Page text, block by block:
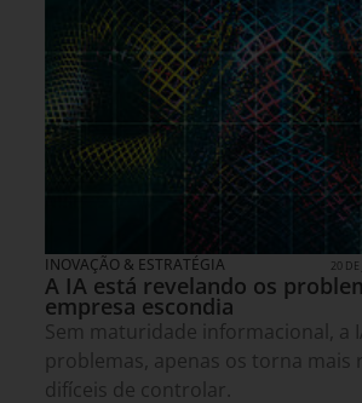
INOVAÇÃO & ESTRATÉGIA 20
A IA está revelando os
empresa escondia
Sem maturidade informacional, a
problemas, apenas os torna mais
difíceis de controlar.